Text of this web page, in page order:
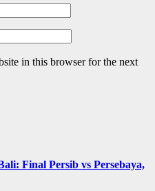
in this browser for the next
Final Persib vs Persebaya,